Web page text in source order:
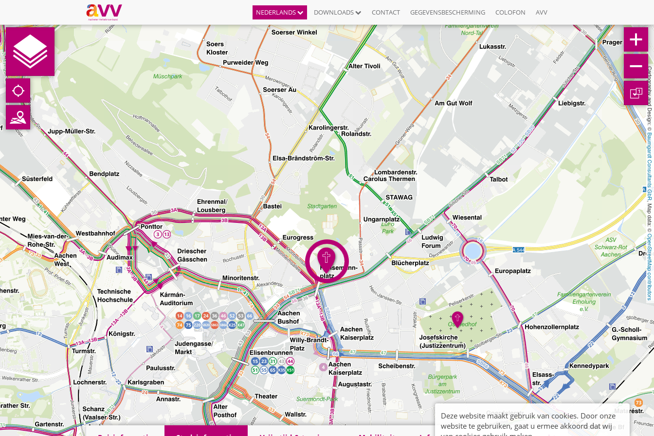
NEDERLANDS DOWNLOADS CONTACT GEGEVENSBESCHERMING COLOFON AVV
Cartography and Design: ©
Baumgardt Consultants GbR
, Map data: ©
OpenStreetMap contributors
1
Deze website maakt gebruik van cookies. Door onze
website te gebruiken, gaat u ermee akkoord dat wij